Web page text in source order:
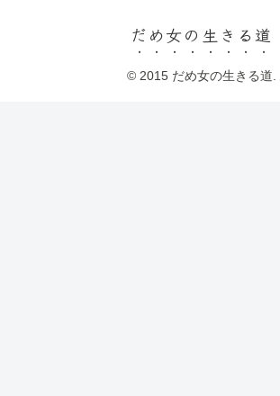
だめ女の生きる道
© 2015 だめ女の生きる道.